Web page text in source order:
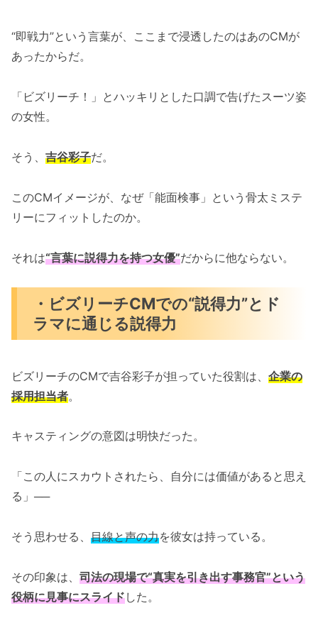
“即戦力”という言葉が、ここまで浸透したのはあのCMが
あったからだ。
「ビズリーチ！」とハッキリとした口調で告げたスーツ姿
の女性。
そう、 吉谷彩子だ。
このCMイメージが、なぜ「能面検事」という骨太ミステ
リーにフィットしたのか。
それは“言葉に説得力を持つ女優”だからに他ならない。
・ビズリーチCMでの“説得力”とド
ラマに通じる説得力
ビズリーチのCMで吉谷彩子が担っていた役割は、 企業の
採用担当者。
キャスティングの意図は明快だった。
「この人にスカウトされたら、自分には価値があると思え
る」──
そう思わせる、 目線と声の力を彼女は持っている。
その印象は、 司法の現場で“真実を引き出す事務官”という
役柄に見事にスライドした。